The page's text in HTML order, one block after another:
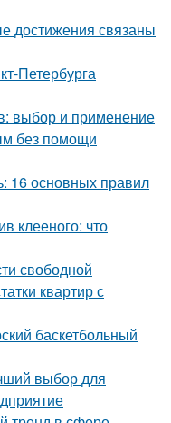
достижения связаны
Петербурга
выбор и применение
без помощи
16 основных правил
клееного: что
свободной
квартир с
баскетбольный
выбор для